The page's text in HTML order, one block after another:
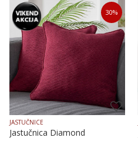
30%
JASTUČNICE
Jastučnica Diamond